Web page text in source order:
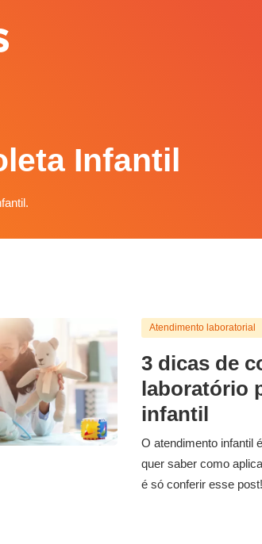
Infantil
Atendimento laboratorial
3 dicas de
laboratório
infantil
O atendimento infantil
quer saber como
é só conferir esse post!